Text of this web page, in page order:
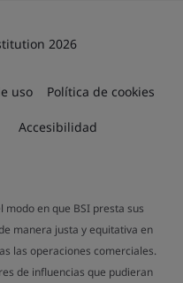
2026
uso Política de cookies
Accesibilidad
en que BSI presta sus
manera justa y equitativa en
las operaciones comerciales.
de influencias que pudieran